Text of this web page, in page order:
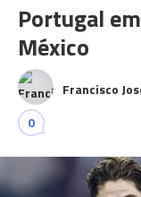
Portugal
México
Francisco
0